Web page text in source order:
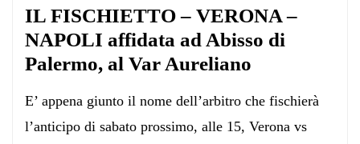
IL FISCHIETTO – VERONA –
NAPOLI affidata ad Abisso di
Palermo, al Var Aureliano
E’ appena giunto il nome dell’arbitro che fischierà
l’anticipo di sabato prossimo, alle 15, Verona vs